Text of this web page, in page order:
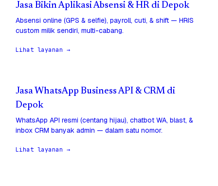
Jasa Bikin Aplikasi Absensi & HR di Depok
Absensi online (GPS & selfie), payroll, cuti, & shift — HRIS
custom milik sendiri, multi-cabang.
Lihat layanan →
Jasa WhatsApp Business API & CRM di
Depok
WhatsApp API resmi (centang hijau), chatbot WA, blast, &
inbox CRM banyak admin — dalam satu nomor.
Lihat layanan →